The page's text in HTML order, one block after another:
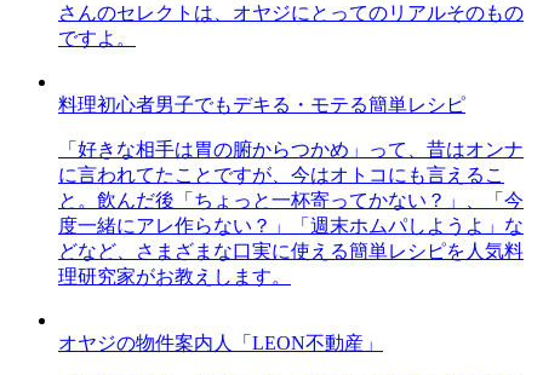
さんのセレクトは、オヤジにとってのリアルそのもの
ですよ。
料理初心者男子でもデキる・モテる簡単レシピ
「好きな相手は胃の腑からつかめ」って、昔はオンナ
に言われてたことですが、今はオトコにも言えるこ
と。飲んだ後「ちょっと一杯寄ってかない？」、「今
度一緒にアレ作らない？」「週末ホムパしようよ」な
どなど、さまざまな口実に使える簡単レシピを人気料
理研究家がお教えします。
オヤジの物件案内人「LEON不動産」